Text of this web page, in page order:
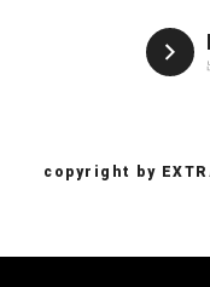
copyright by